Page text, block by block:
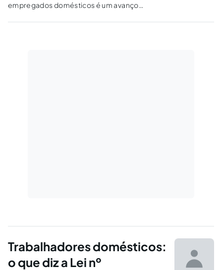
empregados domésticos é um avanço
demais trabalhadores regidos pela
Trabalhadores domésticos:
o que diz a Lei nº